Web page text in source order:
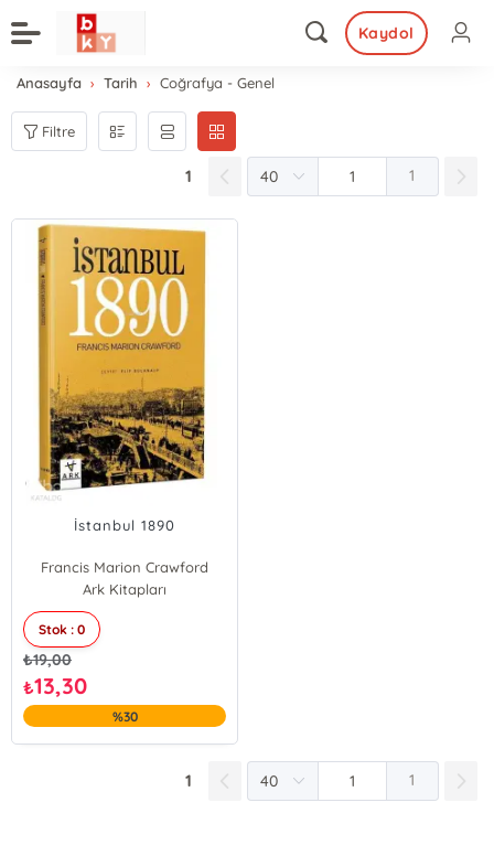
Kaydol
Anasayfa Tarih Coğrafya - Genel
Filtre
1 1
İstanbul 1890
Francis Marion Crawford
Ark Kitapları
Stok : 0
₺19,00
₺13,30
%30
1 1